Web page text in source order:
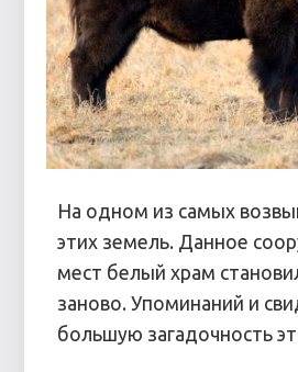
На одном из самых
этих земель. Данное
мест белый храм
заново. Упоминаний и
большую загадочность